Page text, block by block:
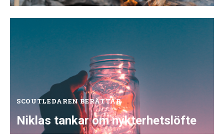
Niklas tankar om nykterhetslöfte
SCOUTLEDAREN BERÄTTAR